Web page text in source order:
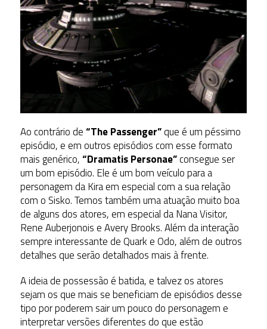
Ao contrário de“The Passenger”que é um péssimo
episódio, e em outros episódios com esse formato
mais genérico,“Dramatis Personae”consegue ser
um bom episódio. Ele é um bom veículo para a
personagem da Kira em especial com a sua relação
com o Sisko. Temos também uma atuação muito boa
de alguns dos atores, em especial da Nana Visitor,
Rene Auberjonois e Avery Brooks. Além da interação
sempre interessante de Quark e Odo, além de outros
detalhes que serão detalhados mais à frente.
A ideia de possessão é batida, e talvez os atores
sejam os que mais se beneficiam de episódios desse
tipo por poderem sair um pouco do personagem e
interpretar versões diferentes do que estão